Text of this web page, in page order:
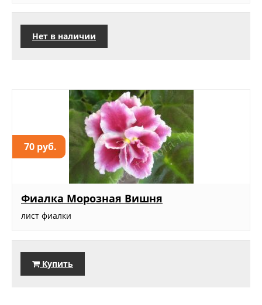
Нет в наличии
70 руб.
Фиалка Морозная Вишня
лист фиалки
Купить